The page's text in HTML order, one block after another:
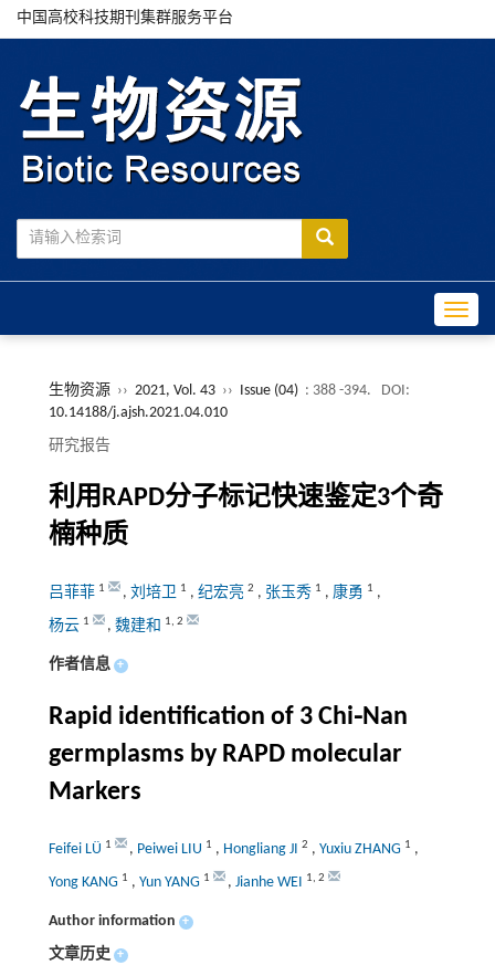
中国高校科技期刊集群服务平台
生物资源 ›› 2021, Vol. 43 ›› Issue (04) : 388 -394.
DOI:
10.14188/j.ajsh.2021.04.010
研究报告
利用RAPD分子标记快速鉴定3个奇
楠种质
吕菲菲 1 , 刘培卫 1 , 纪宏亮 2 , 张玉秀 1 , 康勇 1 ,
杨云 1 , 魏建和 1, 2
作者信息 +
Rapid identification of 3 Chi⁃Nan
germplasms by RAPD molecular
Markers
Feifei LÜ 1 , Peiwei LIU 1 , Hongliang JI 2 , Yuxiu ZHANG 1 ,
Yong KANG 1 , Yun YANG 1 , Jianhe WEI 1, 2
Author information +
文章历史 +